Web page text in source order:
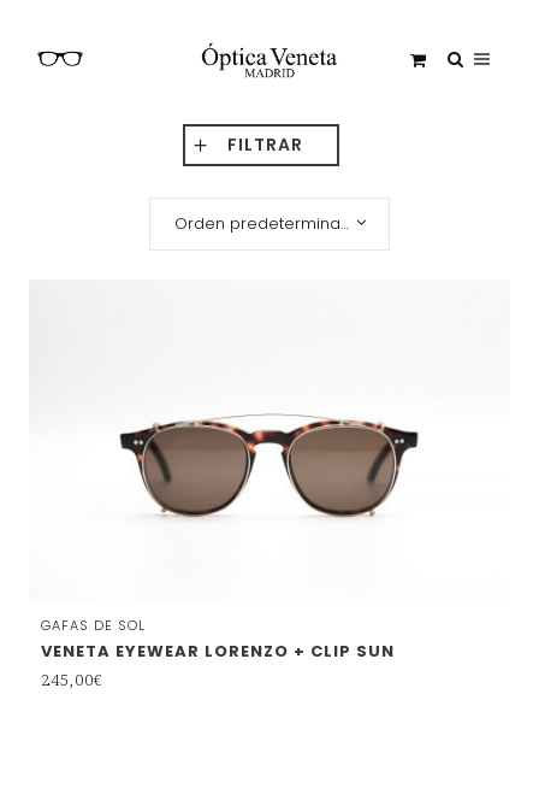
FILTRAR
Orden predeterminado
GAFAS DE SOL
VENETA EYEWEAR LORENZO + CLIP SUN
245,00€